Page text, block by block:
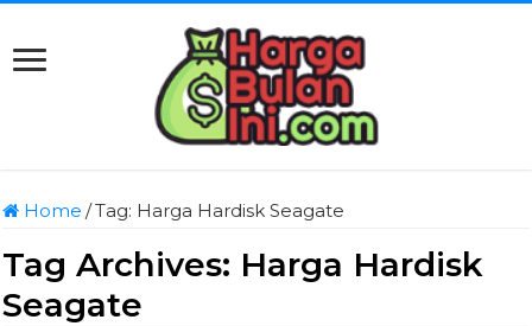
Home /Tag: Harga Hardisk Seagate
Tag Archives: Harga Hardisk
Seagate